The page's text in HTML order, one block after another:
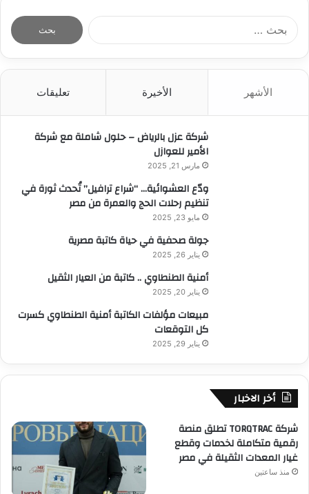
الأشهر الأخيرة تعليقات
شركة عزل بالرياض – حلول شاملة مع شركة
الأمير للعوازل
مارس 21, 2025
ودّع العشوائية… “شراع ترافيل” تُحدث ثورة في
تنظيم رحلات الحج والعمرة من مصر
مايو 23, 2025
جولة صحفية في حياة كاتبة مصرية
يناير 26, 2025
أمنية الطنطاوي .. كاتبة من العيار الثقيل
يناير 20, 2025
مبيعات مؤلفات الكاتبة أمنية الطنطاوي كسرت
كل التوقعات
يناير 29, 2025
أخر الاخبار
شركة TORQTRAC تطلق منصة
رقمية متكاملة لخدمات وقطع
غيار المعدات الثقيلة في مصر
منذ ساعتين